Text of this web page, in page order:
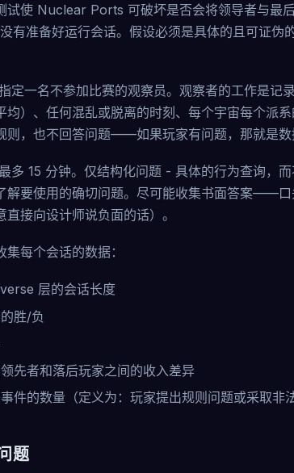
试使 Nuclear Ports 可破坏是否会将领导者与最
有准备好运行会话。假设必须是具体的且可证伪
定一名不参加比赛的观察员。观察者的工作是记
均）、任何混乱或脱离的时刻、每个宇宙每个派
则，也不回答问题——如果玩家有问题，那就是数
多 15 分钟。仅结构化问题 - 具体的行为查询，
解要使用的确切问题。尽可能收集书面答案——
直接向设计师说负面的话）。
每个会话的数据：
层的会话长度
胜/负
先者和落后玩家之间的收入差异
件的数量（定义为：玩家提出规则问题或采取非
题